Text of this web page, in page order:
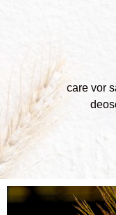
care vor